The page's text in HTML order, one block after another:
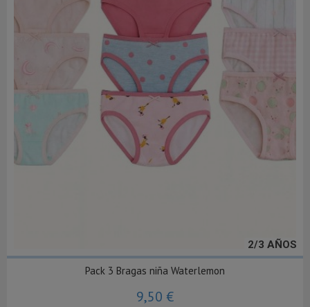
2/3 AÑOS
Pack 3 Bragas niña Waterlemon
9,50 €